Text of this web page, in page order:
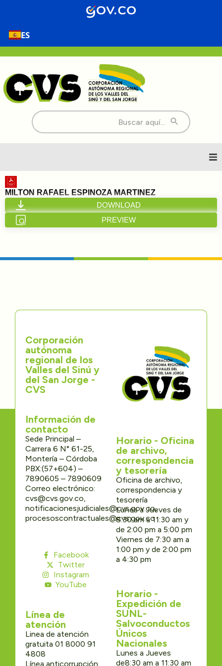
ES
Buscar:
Inicio
Nosotros
Transparencia
Participa
Trámites y Servicios
Contáctenos
MILTON RAFAEL ESPINOZA MARTINEZ
DOWNLOAD
PREVIEW
Corporación
autónoma
regional de los
Valles del Sinú y
del San Jorge -
CVS
Información de
contacto
Sede Principal –
Carrera 6 N° 61-25,
Montería – Córdoba
PBX:(57+604) –
7890605 – 7890609
Correo electrónico:
cvs@cvs.gov.co,
notificacionesjudiciales@cvs.gov.co,
procesoscontractuales@cvs.gov.co
Facebook
Twitter
Instagram
YouTube
Línea de
atención
Linea de atención
gratuita 01 8000 91
4808
Línea anticorrupción
Horario - Oficina
de archivo,
correspondencia
y tesorería
Oficina de archivo,
correspondencia y
tesorería
Lunes a Jueves de
8:30 am a 11:30 am y
de 2:00 pm a 5:00 pm
Viernes de 7:30 am a
1:00 pm y de 2:00 pm
a 4:30 pm
Horario -
Expedición de
SUNL-
Salvoconductos
Únicos
Nacionales
Lunes a Jueves
de8:30 am a 11:30 am